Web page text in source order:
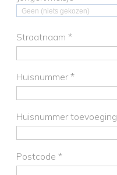
Geen (niets gekozen)
Straatnaam *
Huisnummer *
Huisnummer toevoeging
Postcode *